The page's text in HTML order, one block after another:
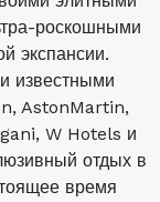
роскошными
экспансии.
известными
AstonMartin,
W Hotels и
отдых в
время